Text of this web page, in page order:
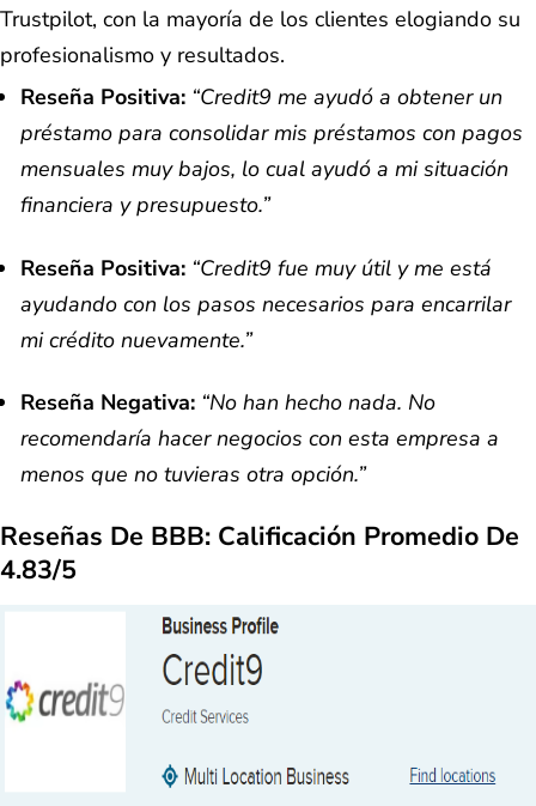
Trustpilot, con la mayoría de los clientes elogiando su
profesionalismo y resultados.
Reseña Positiva: “Credit9 me ayudó a obtener un
préstamo para consolidar mis préstamos con pagos
mensuales muy bajos, lo cual ayudó a mi situación
financiera y presupuesto.”
Reseña Positiva: “Credit9 fue muy útil y me está
ayudando con los pasos necesarios para encarrilar
mi crédito nuevamente.”
Reseña Negativa: “No han hecho nada. No
recomendaría hacer negocios con esta empresa a
menos que no tuvieras otra opción.”
Reseñas De BBB: Calificación Promedio De
4.83/5